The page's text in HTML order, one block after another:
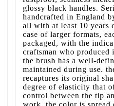
glossy black handles.
handcrafted in England
all with at least 10 years
case of larger formats,
packaged, with the
craftsman who
the brush has a well-
maintained during use.
recaptures its original
degree of elasticity that
control between the tip
work. the color is spread